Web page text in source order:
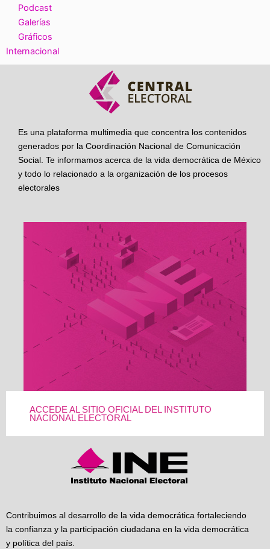
Podcast
Galerías
Gráficos
Internacional
Es una plataforma multimedia que concentra los contenidos
generados por la Coordinación Nacional de Comunicación
Social. Te informamos acerca de la vida democrática de México
y todo lo relacionado a la organización de los procesos
electorales
ACCEDE AL SITIO OFICIAL DEL INSTITUTO
NACIONAL ELECTORAL
Contribuimos al desarrollo de la vida democrática fortaleciendo
la confianza y la participación ciudadana en la vida democrática
y política del país.